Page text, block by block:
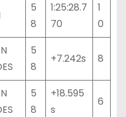
5
8
1:25:28.7
70
1
0
5
8
+7.242s 8
5
8
+18.595
s
6